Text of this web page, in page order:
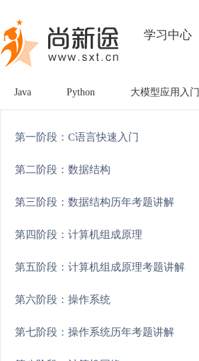
学习中心
Java Python 大模型应用入门
第一阶段：C语言快速入门
第二阶段：数据结构
第三阶段：数据结构历年考题讲解
第四阶段：计算机组成原理
第五阶段：计算机组成原理考题讲解
第六阶段：操作系统
第七阶段：操作系统历年考题讲解